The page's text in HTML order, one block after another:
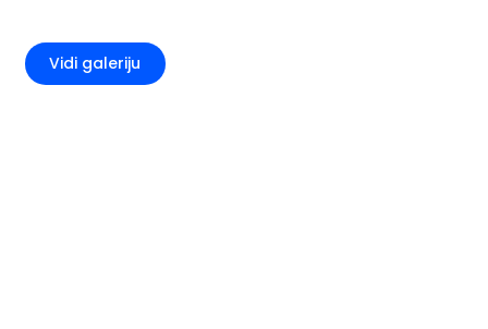
Vidi galeriju